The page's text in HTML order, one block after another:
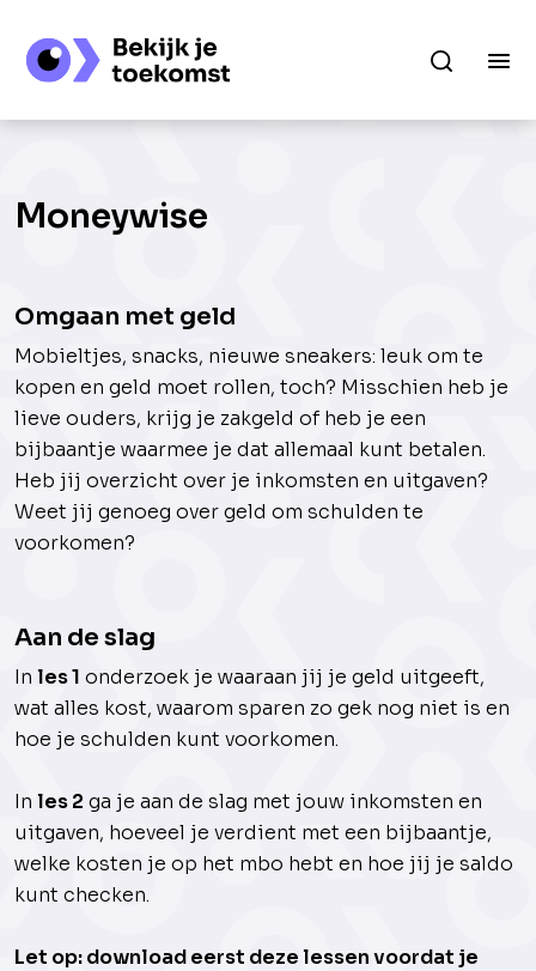
Moneywise
Omgaan met geld
Mobieltjes, snacks, nieuwe sneakers: leuk om te
kopen en geld moet rollen, toch? Misschien heb je
lieve ouders, krijg je zakgeld of heb je een
bijbaantje waarmee je dat allemaal kunt betalen.
Heb jij overzicht over je inkomsten en uitgaven?
Weet jij genoeg over geld om schulden te
voorkomen?
Aan de slag
In les 1 onderzoek je waaraan jij je geld uitgeeft,
wat alles kost, waarom sparen zo gek nog niet is en
hoe je schulden kunt voorkomen.
In les 2 ga je aan de slag met jouw inkomsten en
uitgaven, hoeveel je verdient met een bijbaantje,
welke kosten je op het mbo hebt en hoe jij je saldo
kunt checken.
Let op: download eerst deze lessen voordat je